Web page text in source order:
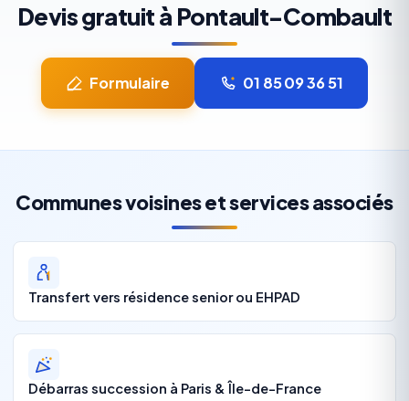
Devis gratuit à Pontault-Combault
Formulaire 01 85 09 36 51
Communes voisines et services associés
Transfert vers résidence senior ou EHPAD
Débarras succession à Paris & Île-de-France